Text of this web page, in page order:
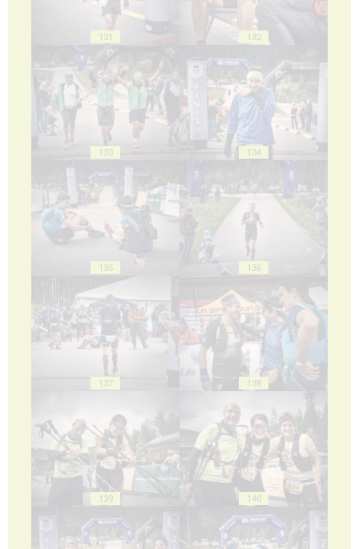
131 132
133 134
135 136
137 138
139 140